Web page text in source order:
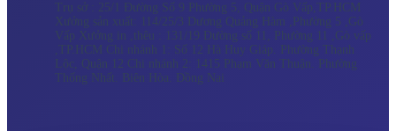
Trụ sở : 25/1 Đường Số 9 Phường 5, Quận Gò Vấp,TP.HCM
Xưởng sản xuất: 114/25/3 Dương Quảng Hàm ,Phường 5 ,Gò
Vấp Xưởng in ,thêu : 131/19 Đường số 11, Phường 11 ,Gò vấp
,TP.HCM Chi nhánh 1: Số 12 Hà Huy Giáp. Phường Thạnh
Lộc, Quận 12 Chi nhánh 2: 1415 Phạm Văn Thuận. Phường
Thống Nhất. Biên Hòa. Đồng Nai